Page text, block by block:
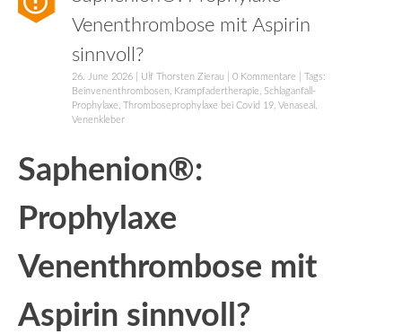
Venenthrombose mit Aspirin
sinnvoll?
26. June 2026 Ulf Thorsten Zierau 0 Kommentare | Tags:
Beinvenenthrombosen, Krampfadertherapie, Schlaganfall-
Prophylaxe, Thromboseprophylaxe bei Covid 19, Venaseal ,
Venenkleber
Saphenion®:
Prophylaxe
Venenthrombose mit
Aspirin sinnvoll?